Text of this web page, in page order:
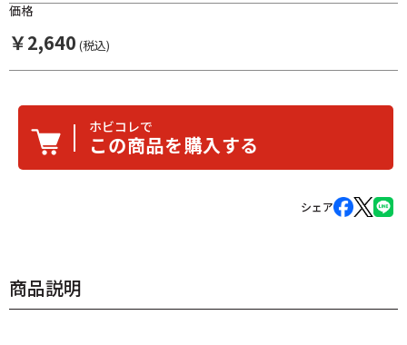
価格
￥2,640 (税込)
ホビコレで
この商品を購入する
シェア
商品説明